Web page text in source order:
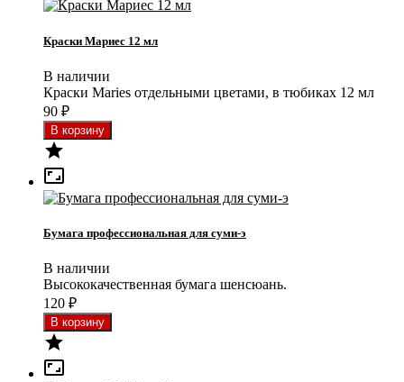
Краски Мариес 12 мл
В наличии
Краски Maries отдельными цветами, в тюбиках 12 мл
90 ₽


Бумага профессиональная для суми-э
В наличии
Высококачественная бумага шенсюань.
120 ₽

